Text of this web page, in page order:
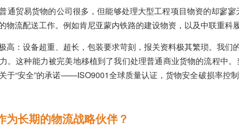
通贸易货物的公司很多，但能够处理大型工程项目物资的却寥
物流配送工作。例如肯尼亚蒙内铁路的建设物资，以及中联重科
高：设备超重、超长，包装要求苛刻，报关资料极其繁琐。我们
。这种能力被完美地移植到了我们处理普通商业货物的流程中
于“安全”的承诺——ISO9001全球质量认证，货物安全破损率控
为长期的物流战略伙伴？